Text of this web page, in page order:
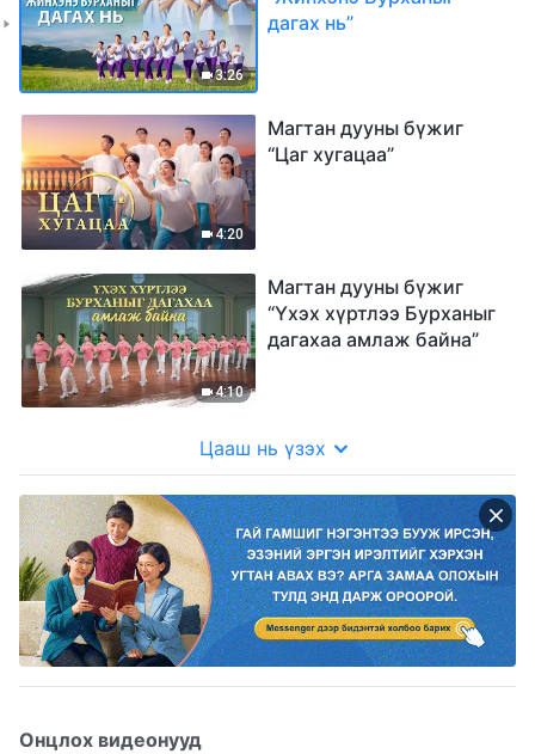
3:26
дагах нь”
4:20
Магтан дууны бүжиг
“Цаг хугацаа”
4:10
Магтан дууны бүжиг
“Үхэх хүртлээ Бурханыг
дагахаа амлаж байна”
Цааш нь үзэх
Онцлох видеонууд